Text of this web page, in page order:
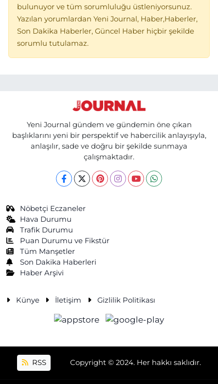
bulunuyor ve tüm sorumluluğu üstleniyorsunuz.
Yazılan yorumlardan Yeni Journal, Haber,Haberler,
Son Dakika Haberler, Güncel Haber hiçbir şekilde
sorumlu tutulamaz.
Yeni Journal gündem ve gündemin öne çıkan
başlıklarını yeni bir perspektif ve habercilik anlayışıyla,
anlaşılır, sade ve doğru bir şekilde sunmaya
çalışmaktadır.
Nöbetçi Eczaneler
Hava Durumu
Trafik Durumu
Puan Durumu ve Fikstür
Tüm Manşetler
Son Dakika Haberleri
Haber Arşivi
Künye İletişim Gizlilik Politikası
RSS Copyright © 2024. Her hakkı saklıdır.